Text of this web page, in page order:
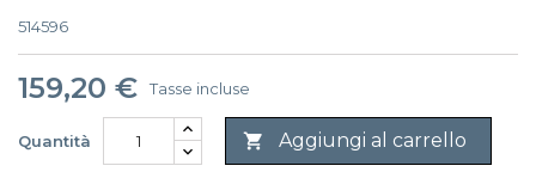
514596
159,20 € Tasse incluse
Quantità  Aggiungi al carrello